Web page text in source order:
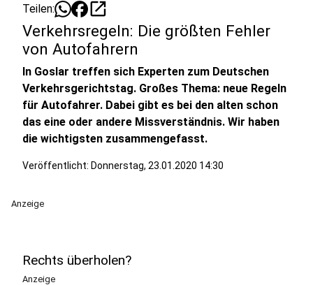
Teilen: open_in_new
Verkehrsregeln: Die größten Fehler
von Autofahrern
In Goslar treffen sich Experten zum Deutschen
Verkehrsgerichtstag. Großes Thema: neue Regeln
für Autofahrer. Dabei gibt es bei den alten schon
das eine oder andere Missverständnis. Wir haben
die wichtigsten zusammengefasst.
Veröffentlicht: Donnerstag, 23.01.2020 14:30
Anzeige
Rechts überholen?
Anzeige